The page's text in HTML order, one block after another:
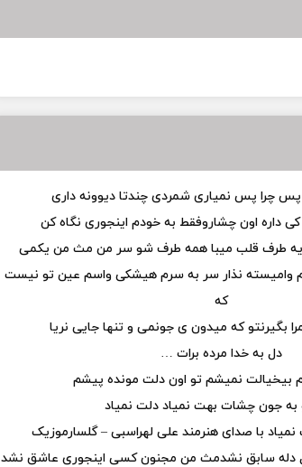
پس چرا پس نمیاری شمردی چندتا دیوونه داری
داره اون چشاروفقط به خودم اینجوری نگاه کن
یه طرف قلب میبا همه طرف شو سر من مث من یکمی
وامیسته نذار سر به سرم هیشکی واسم عین تو نیست
که
بگیرنتو که میدون ی جونمی و تنها جایی نریا
دل به خدا مرده برات …
بیخیالت نمیشم تو اون دلت مونده پیشم
به جون چشات بهت نمیاد دلت نمیاد
با صدای هنرمند علی لهراسبی – گلسارموزیک
دله سابق نشدمث من مجنون کسی اینجوری عاشق نشد